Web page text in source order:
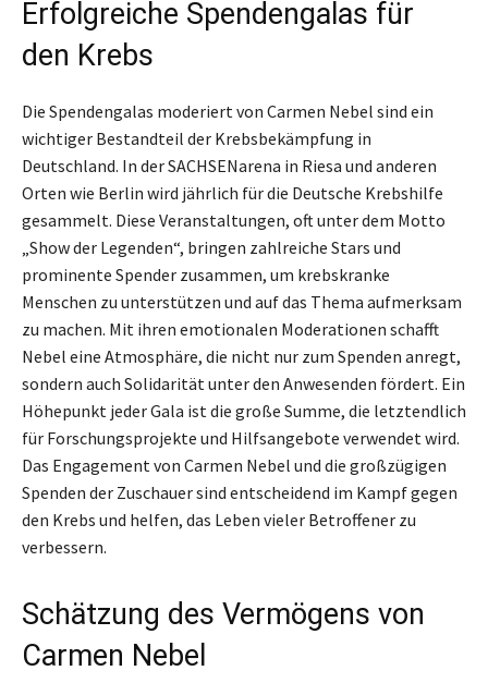
Erfolgreiche Spendengalas für
den Krebs
Die Spendengalas moderiert von Carmen Nebel sind ein
wichtiger Bestandteil der Krebsbekämpfung in
Deutschland. In der SACHSENarena in Riesa und anderen
Orten wie Berlin wird jährlich für die Deutsche Krebshilfe
gesammelt. Diese Veranstaltungen, oft unter dem Motto
„Show der Legenden“, bringen zahlreiche Stars und
prominente Spender zusammen, um krebskranke
Menschen zu unterstützen und auf das Thema aufmerksam
zu machen. Mit ihren emotionalen Moderationen schafft
Nebel eine Atmosphäre, die nicht nur zum Spenden anregt,
sondern auch Solidarität unter den Anwesenden fördert. Ein
Höhepunkt jeder Gala ist die große Summe, die letztendlich
für Forschungsprojekte und Hilfsangebote verwendet wird.
Das Engagement von Carmen Nebel und die großzügigen
Spenden der Zuschauer sind entscheidend im Kampf gegen
den Krebs und helfen, das Leben vieler Betroffener zu
verbessern.
Schätzung des Vermögens von
Carmen Nebel